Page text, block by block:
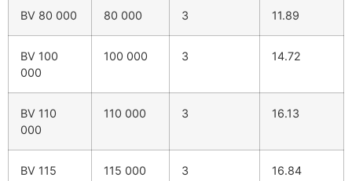
BV 80 000 80 000 3 11.89
BV 100
000
100 000 3 14.72
BV 110
000
110 000 3 16.13
BV 115
115 000 3 16.84